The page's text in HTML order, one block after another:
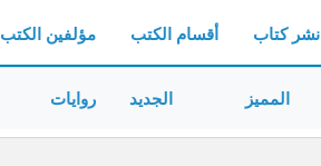
نشر كتاب أقسام الكتب مؤلفين الكتب
المميز الجديد روايات